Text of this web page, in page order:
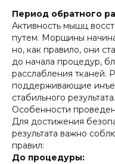
Период обратного
Активность мышц
путем. Морщины
но, как правило, они
до начала процедур,
расслабления тканей.
поддерживающие
стабильного результата.
Особенности
Для достижения
результата важно
правил:
До процедуры: